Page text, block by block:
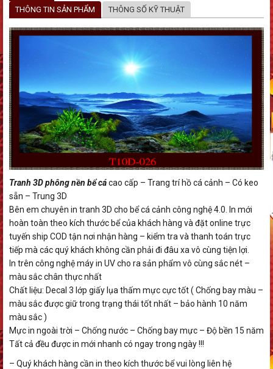
THÔNG TIN SẢN PHẨM THÔNG SỐ KỸ THUẬT
Tranh 3D phông nền bể cácao cấp – Trang trí hồ cá cảnh – Có keo
sẵn – Trung 3D
Bên em chuyên in tranh 3D cho bể cá cảnh công nghệ 4.0. In mới
hoàn toàn theo kích thước bể của khách hàng và đặt online trực
tuyến ship COD tận nơi nhận hàng – kiểm tra và thanh toán trực
tiếp mà các quý khách không cần phải đi đâu xa vô cùng tiện lợi.
In trên công nghệ máy in UV cho ra sản phẩm vô cùng sắc nét –
màu sắc chân thực nhất
Chất liệu: Decal 3 lớp giấy lụa thấm mực cực tốt ( Chống bay màu –
màu sắc được giữ trong trạng thái tốt nhất – bảo hành 10 năm
màu sắc )
Mực in ngoài trời – Chống nước – Chống bay mực – Độ bền 15 năm
Tất cả đều được in mới nhanh có ngay trong ngày !!!
– Quý khách hàng cần in theo kích thước bể vui lòng liên hệ